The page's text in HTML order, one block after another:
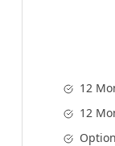
12
12